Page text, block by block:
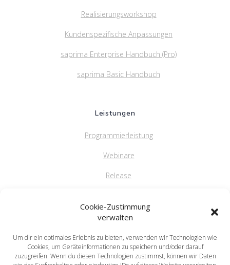
Cookie-Zustimmung
verwalten
Um dir ein optimales Erlebnis zu bieten, verwenden wir Technologien wie
Cookies, um Geräteinformationen zu speichern und/oder darauf
zuzugreifen. Wenn du diesen Technologien zustimmst, können wir Daten
Realisierungsworkshop
Kundenspezifische Anpassungen
saprima Enterprise Handbuch (Pro)
saprima Basic Handbuch
Leistungen
Programmierleistung
Webinare
Release
saprima GmbH
Salvatorstr. 5